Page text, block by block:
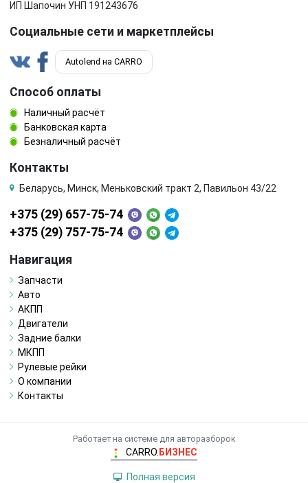
ИП Шапочин УНП 191243676
Социальные сети и маркетплейсы
Autolend на CARRO
Способ оплаты
Наличный расчёт
Банковская карта
Безналичный расчёт
Контакты
Беларусь, Минск, Меньковский тракт 2, Павильон 43/22
+375 (29) 657-75-74
+375 (29) 757-75-74
Навигация
Запчасти
Авто
АКПП
Двигатели
Задние балки
МКПП
Рулевые рейки
О компании
Контакты
Работает на системе для авторазборок
CARRO. БИЗНЕС
Полная версия